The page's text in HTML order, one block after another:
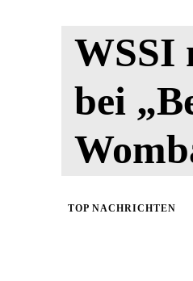
WSSI
bei
TOP NACHRICHTEN